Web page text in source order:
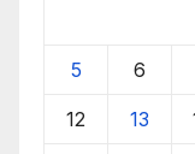
5 6
12 13